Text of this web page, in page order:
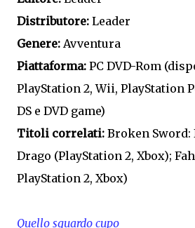
Distributore: Leader
Genere: Avventura
Piattaforma: PC DVD-Rom
PlayStation 2, Wii, PlayStation
DS e DVD game)
Titoli correlati: Broken Sword:
Drago (PlayStation 2, Xbox);
PlayStation 2, Xbox)
Quello sguardo cupo